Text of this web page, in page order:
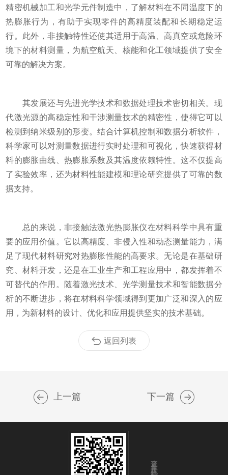
精密机械加工和光学元件制造中，了解材料在不同温度下的
热膨胀行为，有助于实现零件的高精度装配和长期稳定运
行。此外，非接触特性还使其适用于高温、高真空或危险环
境下的材料测量，为航空航天、核能和化工领域提供了安全
可靠的解决方案。
其发展还与先进光学技术和数据处理技术密切相关。现
代激光源的高稳定性和干涉测量技术的精密性，使得它可以
检测到纳米级别的形变。结合计算机控制和数据分析软件，
科学家可以对测量数据进行实时处理和可视化，快速获得材
料的膨胀曲线、热膨胀系数及其温度依赖特性。这不仅提高
了实验效率，还为材料性能建模和理论研究提供了可靠的数
据支持。
总的来说，非接触法激光热膨胀仪在材料科学中具有重
要的应用价值。它以高精度、非侵入性和动态测量能力，满
足了现代材料研究对热膨胀性能的高要求。无论是在基础研
究、材料开发，还是在工业生产和工程应用中，都发挥着不
可替代的作用。随着激光技术、光学测量技术和智能数据分
析的不断进步，将在材料科学领域得到更加广泛和深入的应
用，为新材料的设计、优化和应用提供坚实的技术基础。
返回列表
上一篇 下一篇
查看手机端